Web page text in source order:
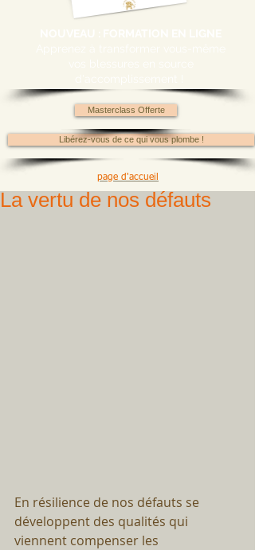
Masterclass Offerte
Libérez-vous de ce qui vous plombe !
page d'accueil
La vertu de nos défauts
En résilience de nos défauts se
développent des qualités qui
viennent compenser les